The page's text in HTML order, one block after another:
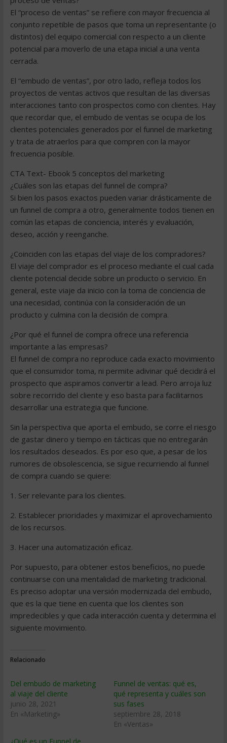
El “proceso de ventas” se refiere con mayor frecuencia al
conjunto repetible de pasos que toma un representante (o
distintos) del equipo comercial con respecto a un cliente
potencial para moverlo de una etapa inicial a una venta
cerrada.
El “embudo de ventas”, por otro lado, refleja todos los
proyectos de ventas activos que resultan de las diversas
interacciones tanto con prospectos como con clientes. Hay
que recordar que, el embudo de ventas se ocupa de los
clientes potenciales generados por el funnel de marketing
y trata de atraerlos para que compren con la mayor
frecuencia posible.
CTA Text- Ebook 5 conceptos del marketing
¿Cuáles son las etapas del funnel de compra?
Si bien los pasos exactos pueden variar drásticamente de
un funnel de compra a otro, generalmente todos tienen en
común las etapas de conciencia, interés y evaluación,
deseo, acción y reenganche.
¿Coinciden con las etapas del viaje de los compradores?
El viaje del comprador es el proceso mediante el cual cada
cliente potencial decide sobre un producto o servicio. En
general, este viaje da inicio con la toma de conciencia de
una necesidad, continúa con la consideración de un
producto y culmina con la decisión de compra.
¿Por qué el funnel de compra ofrece una referencia
importante a las empresas?
El funnel de compra no reproduce cada exacto movimiento
que el consumidor toma, ni permite adivinar qué decidirá el
prospecto que aspiramos convertir a lead. Pero arroja luz
sobre recorrido del cliente y eso basta para facilitarnos
desarrollar una estrategia que funcione.
Sin la perspectiva que aporta el embudo, se corre el riesgo
de gastar dinero y tiempo en tácticas que no entregarán
los resultados deseados. Es por eso que, a pesar de los
rumores de obsolescencia, se sigue recurriendo al funnel
de compra cuando se quiere:
1. Ser relevante para los clientes.
2. Establecer prioridades y maximizar el aprovechamiento
de los recursos.
3. Hacer una automatización eficaz.
Por supuesto, para obtener estos beneficios, no puede
continuarse con una mentalidad de marketing tradicional.
Es preciso adoptar una versión modernizada del embudo,
que es la que tiene en cuenta que los clientes son
impredecibles y que cada interacción cuenta y determina el
siguiente movimiento.
Relacionado
Del embudo de marketing
al viaje del cliente
junio 28, 2021
En «Marketing»
Funnel de ventas: qué es,
qué representa y cuáles son
sus fases
septiembre 28, 2018
En «Ventas»